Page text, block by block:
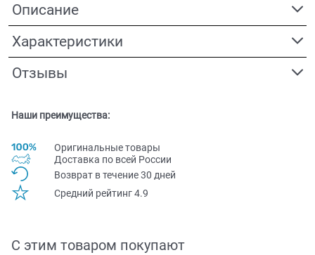
Описание
Характеристики
Отзывы
Наши преимущества:
Оригинальные товары
Доставка по всей Pоссии
Возврат в течение 30 дней
Средний рейтинг 4.9
С этим товаром покупают